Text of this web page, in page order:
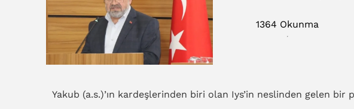
1364 Okunma
Yakub (a.s.)’ın kardeşlerinden biri olan Iys’in neslinden gelen bir